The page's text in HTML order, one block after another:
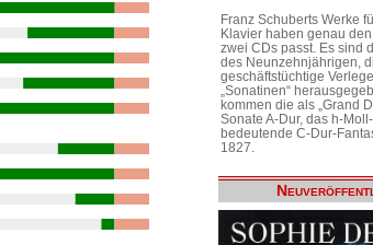
Franz Schuberts Werke
Klavier haben genau
zwei CDs passt. Es sind
des Neunzehnjährigen,
geschäftstüchtige
„Sonatinen“
kommen die als „Grand
Sonate A-Dur, das h-
bedeutende C-Dur-
1827.